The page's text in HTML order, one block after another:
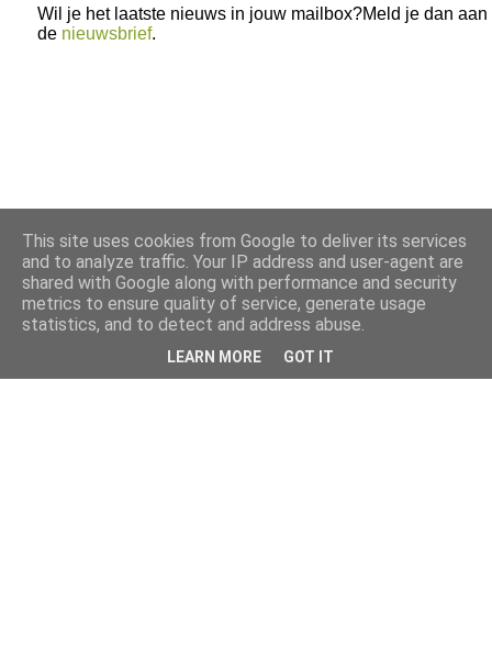
Wil je het laatste nieuws in jouw mailbox?Meld je dan aan
de nieuwsbrief.
This site uses cookies from Google to deliver its services
and to analyze traffic. Your IP address and user-agent are
shared with Google along with performance and security
metrics to ensure quality of service, generate usage
statistics, and to detect and address abuse.
LEARN MORE GOT IT